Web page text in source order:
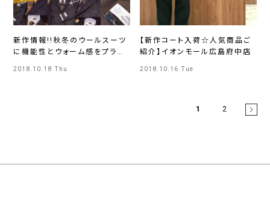
新作情報!!秋冬のウールスーツ
に機能性とウォーム感をプラス
2018.10.18 Thu
【新作コート入荷☆人気商品ご
紹介】イオンモール広島府中店
2018.10.16 Tue
1 2